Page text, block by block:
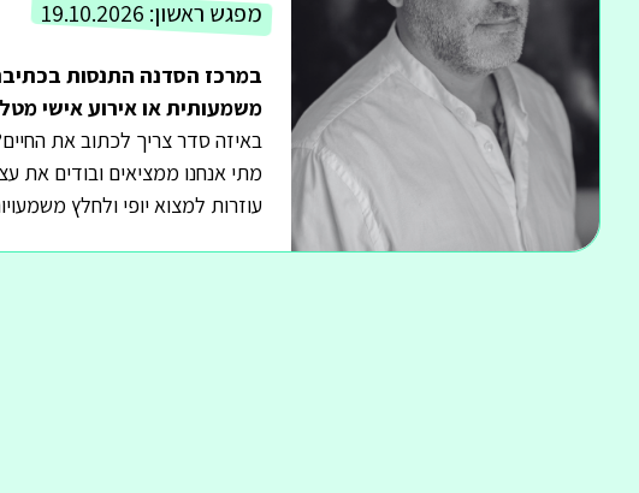
מפגש ראשון: 19.10.2026
במרכז הסדנה התנסות
משמעותית או אירוע אישי
באיזה סדר צריך לכתוב את
מתי אנחנו ממציאים ובודים את
עוזרות למצוא יופי ולחלץ